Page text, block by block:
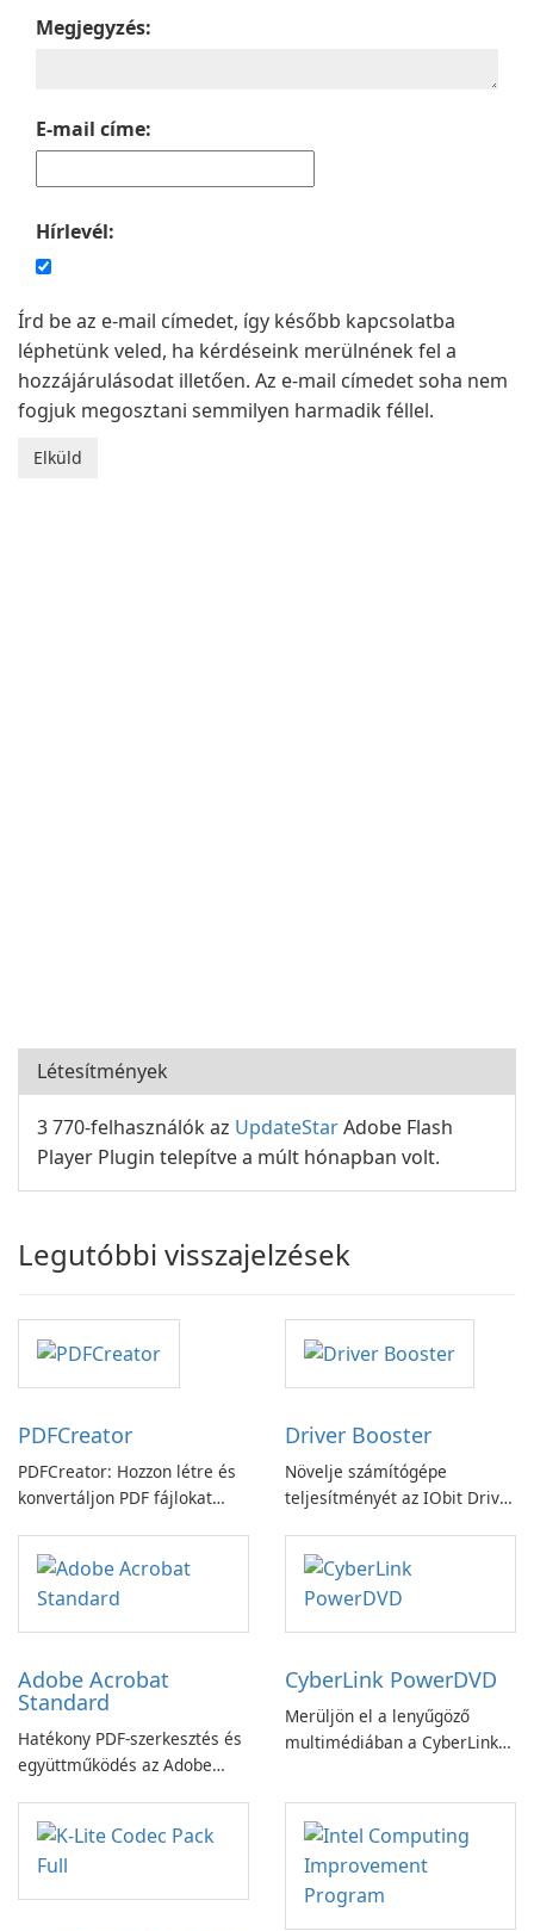
Megjegyzés:
E-mail címe:
Hírlevél:
Írd be az e-mail címedet, így később kapcsolatba
léphetünk veled, ha kérdéseink merülnének fel a
hozzájárulásodat illetően. Az e-mail címedet soha nem
fogjuk megosztani semmilyen harmadik féllel.
Létesítmények
3 770-felhasználók az UpdateStarAdobe Flash
Player Plugin telepítve a múlt hónapban volt.
Legutóbbi visszajelzések
PDFCreator
PDFCreator: Hozzon létre és
konvertáljon PDF fájlokat
Driver Booster
Növelje számítógépe
teljesítményét az IObit Driver
Adobe Acrobat
Standard
Hatékony PDF-szerkesztés és
együttműködés az Adobe
alkalmazással.
CyberLink PowerDVD
Merüljön el a lenyűgöző
multimédiában a CyberLink